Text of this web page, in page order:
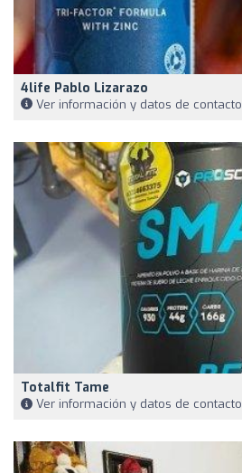
4life Pablo Lizarazo
Ver información y datos de contacto
Totalfit Tame
Ver información y datos de contacto